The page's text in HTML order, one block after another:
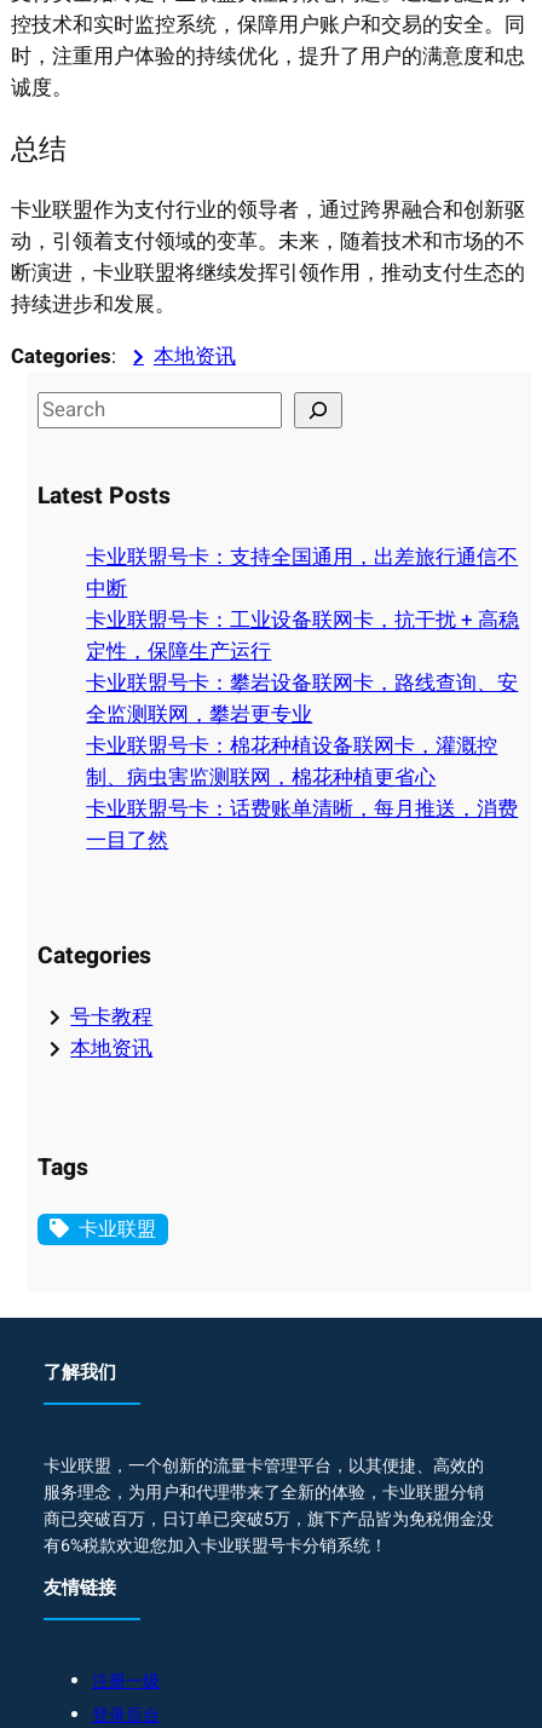
控技术和实时监控系统，保障用户账户和交易的安全。同
时，注重用户体验的持续优化，提升了用户的满意度和忠
诚度。
总结
卡业联盟作为支付行业的领导者，通过跨界融合和创新驱
动，引领着支付领域的变革。未来，随着技术和市场的不
断演进，卡业联盟将继续发挥引领作用，推动支付生态的
持续进步和发展。
Categories:
本地资讯
S
e
r
Latest Posts
卡业联盟号卡：支持全国通用，出差旅行通信不
中断
卡业联盟号卡：工业设备联网卡，抗干扰 + 高稳
定性，保障生产运行
卡业联盟号卡：攀岩设备联网卡，路线查询、安
全监测联网，攀岩更专业
卡业联盟号卡：棉花种植设备联网卡，灌溉控
制、病虫害监测联网，棉花种植更省心
卡业联盟号卡：话费账单清晰，每月推送，消费
一目了然
Categories
号卡教程
本地资讯
Tags
卡业联盟
了解我们
卡业联盟，一个创新的流量卡管理平台，以其便捷、高效的
服务理念，为用户和代理带来了全新的体验，卡业联盟分销
商已突破百万，日订单已突破5万，旗下产品皆为免税佣金没
有6%税款欢迎您加入卡业联盟号卡分销系统！
友情链接
注册一级
登录后台